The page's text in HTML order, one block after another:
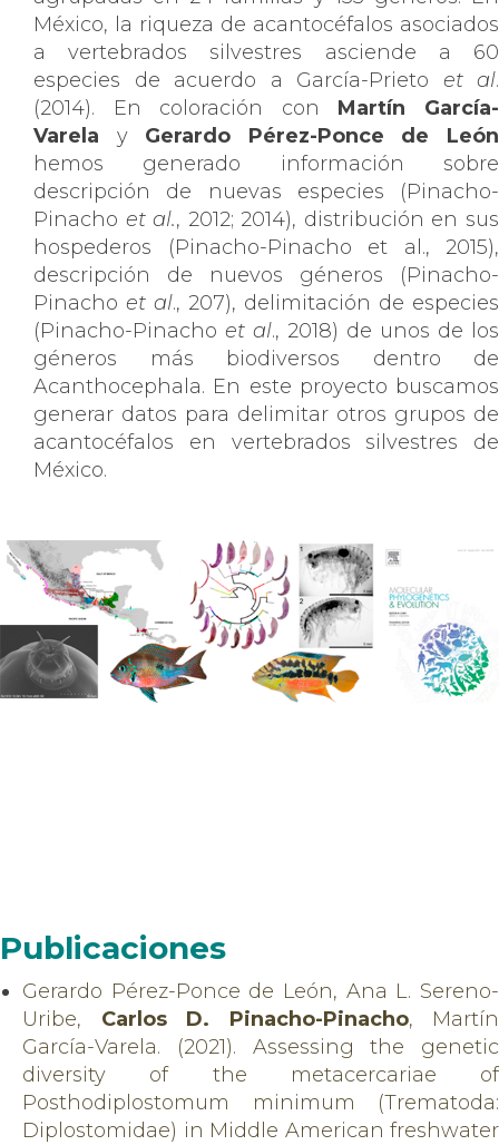
México, la riqueza de acantocéfalos asociados
a vertebrados silvestres asciende a 60
especies de acuerdo a García-Prieto et al.
(2014). En coloración con Martín García-
Varela y Gerardo Pérez-Ponce de León
hemos generado información sobre
descripción de nuevas especies (Pinacho-
Pinacho et al., 2012; 2014), distribución en sus
hospederos (Pinacho-Pinacho et al., 2015),
descripción de nuevos géneros (Pinacho-
Pinacho et al., 207), delimitación de especies
(Pinacho-Pinacho et al., 2018) de unos de los
géneros más biodiversos dentro de
Acanthocephala. En este proyecto buscamos
generar datos para delimitar otros grupos de
acantocéfalos en vertebrados silvestres de
México.
Publicaciones
Gerardo Pérez-Ponce de León, Ana L. Sereno-
Uribe, Carlos D. Pinacho-Pinacho, Martín
García-Varela. (2021). Assessing the genetic
diversity of the metacercariae of
Posthodiplostomum minimum (Trematoda:
Diplostomidae) in Middle American freshwater